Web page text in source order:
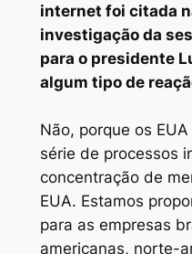
internet foi citada
investigação da
para o presidente
algum tipo de
Não, porque os
série de processos
concentração de
EUA. Estamos
para as empresas
americanas, norte-